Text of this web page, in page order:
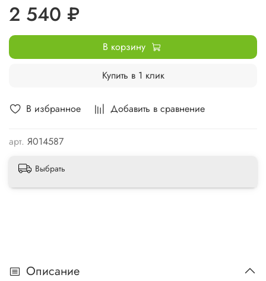
В избранное Добавить в сравнение
арт. Я014587
2 540 ₽
В корзину
Купить в 1 клик
Выбрать
Описание